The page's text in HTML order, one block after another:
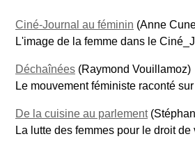
Ciné-Journal au féminin (Anne
L'image de la femme dans le
Déchaînées (Raymond Vouillamoz)
Le mouvement féministe raconté
De la cuisine au parlement
La lutte des femmes pour le droit